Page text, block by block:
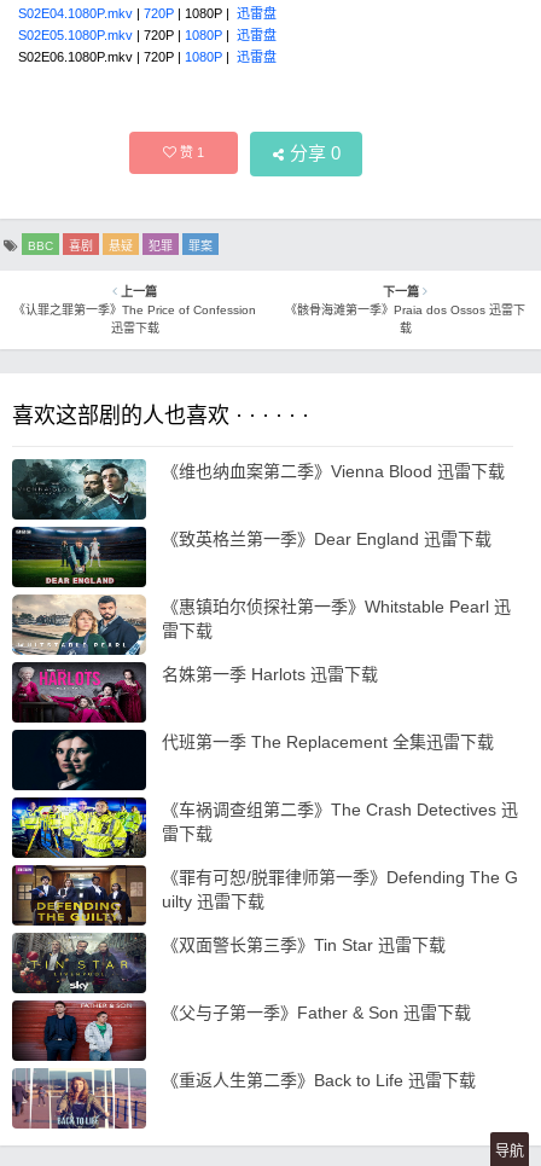
S02E04.1080P.mkv | 720P | 1080P | 迅雷盘
S02E05.1080P.mkv | 720P | 1080P | 迅雷盘
S02E06.1080P.mkv | 720P | 1080P | 迅雷盘
赞1 分享 0
BBC 喜剧 悬疑 犯罪 罪案
上一篇
《认罪之罪第一季》The Price of Confession
迅雷下载
下一篇
《骸骨海滩第一季》Praia dos Ossos 迅雷下
载
喜欢这部剧的人也喜欢 · · · · · ·
《维也纳血案第二季》Vienna Blood 迅雷下载
《致英格兰第一季》Dear England 迅雷下载
《惠镇珀尔侦探社第一季》Whitstable Pearl 迅
雷下载
名姝第一季 Harlots 迅雷下载
代班第一季 The Replacement 全集迅雷下载
《车祸调查组第二季》The Crash Detectives 迅
雷下载
《罪有可恕/脱罪律师第一季》Defending The G
uilty 迅雷下载
《双面警长第三季》Tin Star 迅雷下载
《父与子第一季》Father & Son 迅雷下载
《重返人生第二季》Back to Life 迅雷下载
导航